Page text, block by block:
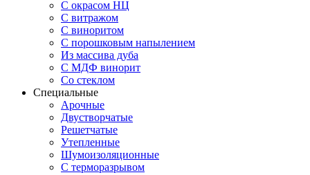
С окрасом НЦ
С витражом
С виноритом
С порошковым напылением
Из массива дуба
С МДФ винорит
Со стеклом
Специальные
Арочные
Двустворчатые
Решетчатые
Утепленные
Шумоизоляционные
С терморазрывом